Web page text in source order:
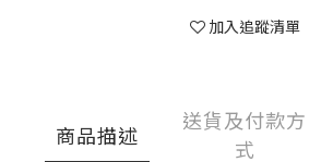
加入追蹤清單
商品描述
送貨及付款方
式